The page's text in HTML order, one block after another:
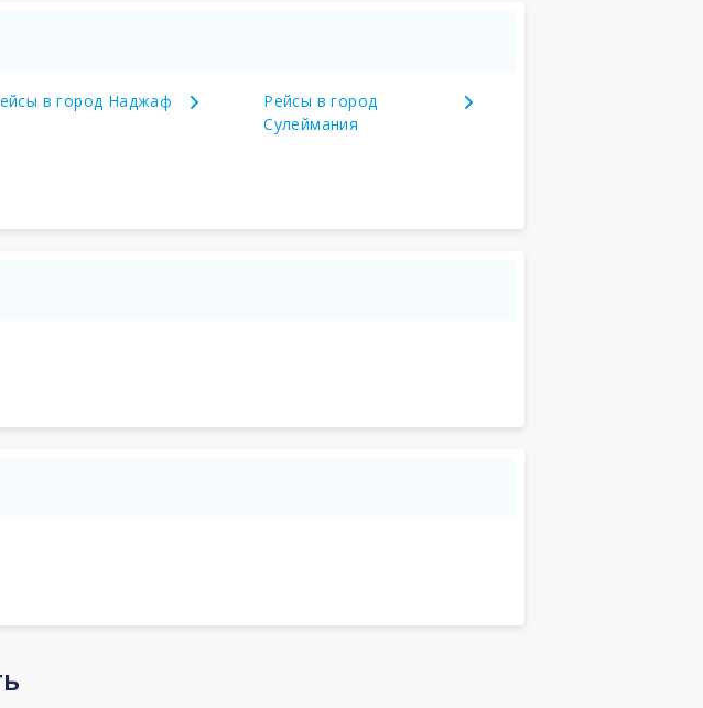
в город Наджаф
Рейсы в город
Сулеймания